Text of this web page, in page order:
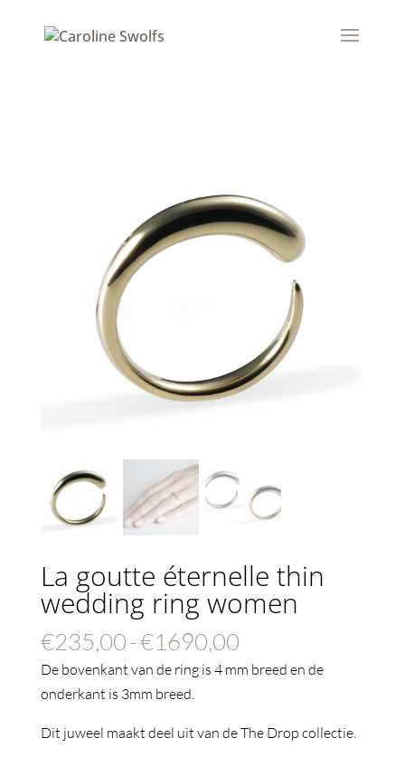
La goutte éternelle thin
wedding ring women
€235,00-€1690,00Prijsklasse:
€235,00
De bovenkant van de ring is 4 mm breed en de
onderkant is 3mm breed.
Dit juweel maakt deel uit van de The Drop collectie.